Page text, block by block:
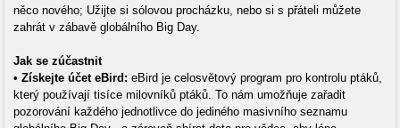
něco nového; Užijte si sólovou procházku, nebo si s přáteli můžete
zahrát v zábavě globálního Big Day.
Jak se zúčastnit
• Získejte účet eBird: eBird je celosvětový program pro kontrolu ptáků,
který používají tisíce milovníků ptáků. To nám umožňuje zařadit
pozorování každého jednotlivce do jediného masivního seznamu